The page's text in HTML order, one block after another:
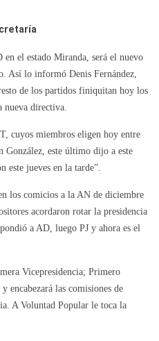
el estado Miranda, será el nuevo
Así lo informó Denis Fernández,
de los partidos finiquitan hoy los
nueva directiva.
cuyos miembros eligen hoy entre
González, este último dijo a este
este jueves en la tarde”.
los comicios a la AN de diciembre
acordaron rotar la presidencia
a AD, luego PJ y ahora es el
Vicepresidencia; Primero
encabezará las comisiones de
A Voluntad Popular le toca la